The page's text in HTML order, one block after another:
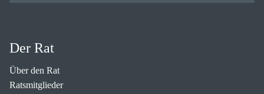
Der Rat
Über den Rat
Ratsmitglieder